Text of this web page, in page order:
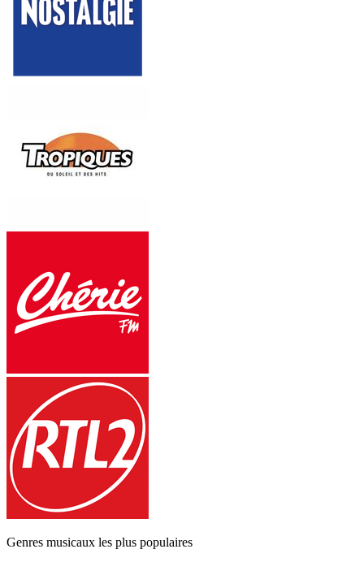
Genres musicaux les plus populaires